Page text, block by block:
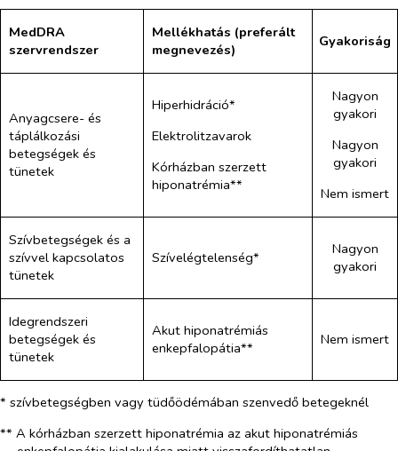
MedDRA
szervrendszer
Mellékhatás (preferált
megnevezés)
Gyakoriság
Anyagcsere- és
táplálkozási
betegségek és
tünetek
Hiperhidráció*
Elektrolitzavarok
Kórházban szerzett
hiponatrémia**
Nagyon
gyakori
Nagyon
gyakori
Nem ismert
Szívbetegségek és a
szívvel kapcsolatos
tünetek
Szívelégtelenség*
Nagyon
gyakori
Idegrendszeri
betegségek és
tünetek
Akut hiponatrémiás
enkepfalopátia**
Nem ismert
* szívbetegségben vagy tüdőödémában szenvedő betegeknél
** A kórházban szerzett hiponatrémia az akut hiponatrémiás